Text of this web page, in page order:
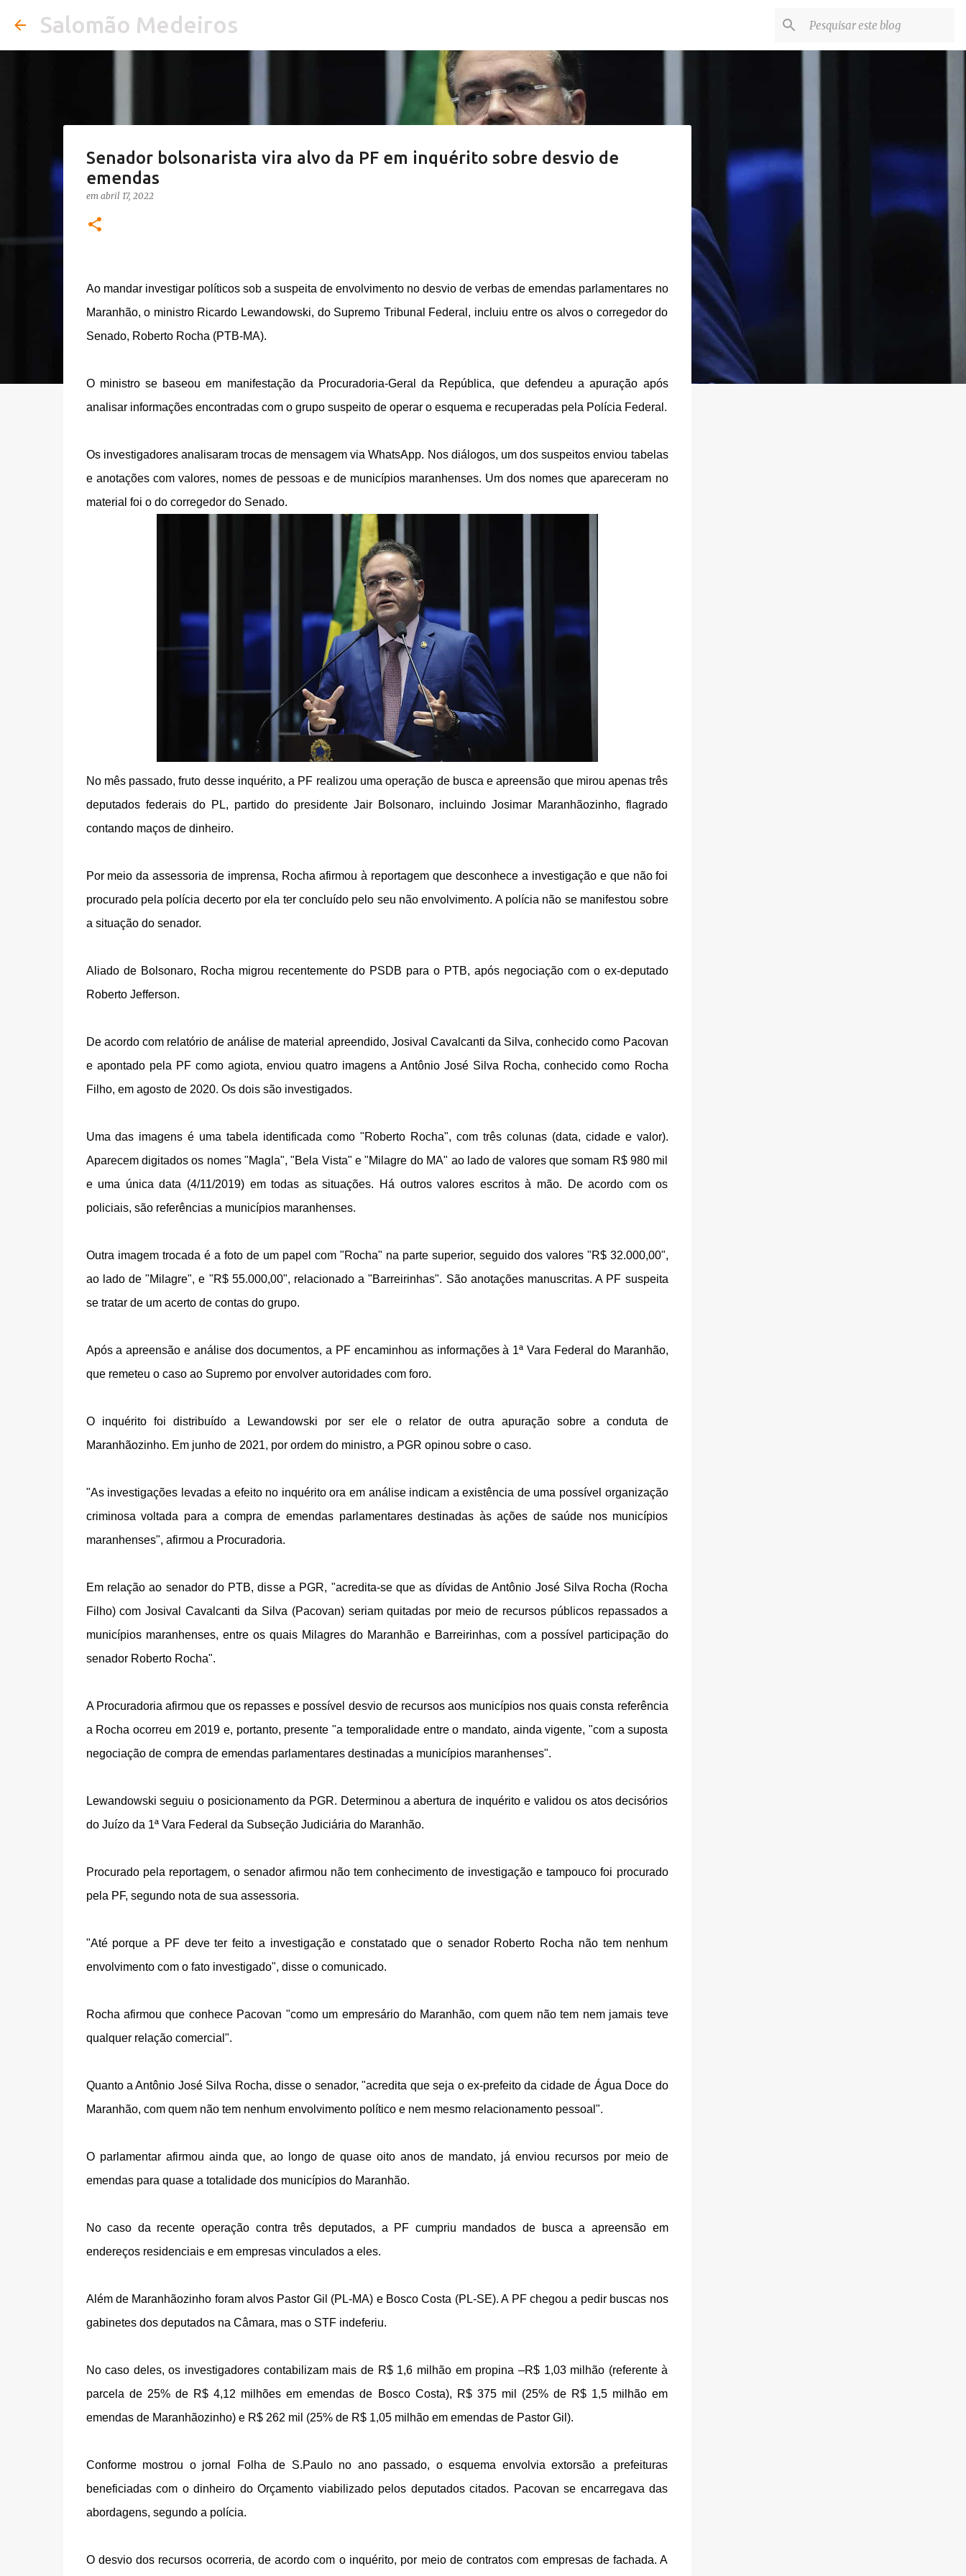
Salomão Medeiros
Senador bolsonarista vira alvo da PF em inquérito sobre desvio de
emendas
em abril 17, 2022
Ao mandar investigar políticos sob a suspeita de envolvimento no desvio de verbas de emendas parlamentares no
Maranhão, o ministro Ricardo Lewandowski, do Supremo Tribunal Federal, incluiu entre os alvos o corregedor do
Senado, Roberto Rocha (PTB-MA).
O ministro se baseou em manifestação da Procuradoria-Geral da República, que defendeu a apuração após
analisar informações encontradas com o grupo suspeito de operar o esquema e recuperadas pela Polícia Federal.
Os investigadores analisaram trocas de mensagem via WhatsApp. Nos diálogos, um dos suspeitos enviou tabelas
e anotações com valores, nomes de pessoas e de municípios maranhenses. Um dos nomes que apareceram no
material foi o do corregedor do Senado.
No mês passado, fruto desse inquérito, a PF realizou uma operação de busca e apreensão que mirou apenas três
deputados federais do PL, partido do presidente Jair Bolsonaro, incluindo Josimar Maranhãozinho, flagrado
contando maços de dinheiro.
Por meio da assessoria de imprensa, Rocha afirmou à reportagem que desconhece a investigação e que não foi
procurado pela polícia decerto por ela ter concluído pelo seu não envolvimento. A polícia não se manifestou sobre
a situação do senador.
Aliado de Bolsonaro, Rocha migrou recentemente do PSDB para o PTB, após negociação com o ex-deputado
Roberto Jefferson.
De acordo com relatório de análise de material apreendido, Josival Cavalcanti da Silva, conhecido como Pacovan
e apontado pela PF como agiota, enviou quatro imagens a Antônio José Silva Rocha, conhecido como Rocha
Filho, em agosto de 2020. Os dois são investigados.
Uma das imagens é uma tabela identificada como "Roberto Rocha", com três colunas (data, cidade e valor).
Aparecem digitados os nomes "Magla", "Bela Vista" e "Milagre do MA" ao lado de valores que somam R$ 980 mil
e uma única data (4/11/2019) em todas as situações. Há outros valores escritos à mão. De acordo com os
policiais, são referências a municípios maranhenses.
Outra imagem trocada é a foto de um papel com "Rocha" na parte superior, seguido dos valores "R$ 32.000,00",
ao lado de "Milagre", e "R$ 55.000,00", relacionado a "Barreirinhas". São anotações manuscritas. A PF suspeita
se tratar de um acerto de contas do grupo.
Após a apreensão e análise dos documentos, a PF encaminhou as informações à 1ª Vara Federal do Maranhão,
que remeteu o caso ao Supremo por envolver autoridades com foro.
O inquérito foi distribuído a Lewandowski por ser ele o relator de outra apuração sobre a conduta de
Maranhãozinho. Em junho de 2021, por ordem do ministro, a PGR opinou sobre o caso.
"As investigações levadas a efeito no inquérito ora em análise indicam a existência de uma possível organização
criminosa voltada para a compra de emendas parlamentares destinadas às ações de saúde nos municípios
maranhenses", afirmou a Procuradoria.
Em relação ao senador do PTB, disse a PGR, "acredita-se que as dívidas de Antônio José Silva Rocha (Rocha
Filho) com Josival Cavalcanti da Silva (Pacovan) seriam quitadas por meio de recursos públicos repassados a
municípios maranhenses, entre os quais Milagres do Maranhão e Barreirinhas, com a possível participação do
senador Roberto Rocha".
A Procuradoria afirmou que os repasses e possível desvio de recursos aos municípios nos quais consta referência
a Rocha ocorreu em 2019 e, portanto, presente "a temporalidade entre o mandato, ainda vigente, "com a suposta
negociação de compra de emendas parlamentares destinadas a municípios maranhenses".
Lewandowski seguiu o posicionamento da PGR. Determinou a abertura de inquérito e validou os atos decisórios
do Juízo da 1ª Vara Federal da Subseção Judiciária do Maranhão.
Procurado pela reportagem, o senador afirmou não tem conhecimento de investigação e tampouco foi procurado
pela PF, segundo nota de sua assessoria.
"Até porque a PF deve ter feito a investigação e constatado que o senador Roberto Rocha não tem nenhum
envolvimento com o fato investigado", disse o comunicado.
Rocha afirmou que conhece Pacovan "como um empresário do Maranhão, com quem não tem nem jamais teve
qualquer relação comercial".
Quanto a Antônio José Silva Rocha, disse o senador, "acredita que seja o ex-prefeito da cidade de Água Doce do
Maranhão, com quem não tem nenhum envolvimento político e nem mesmo relacionamento pessoal".
O parlamentar afirmou ainda que, ao longo de quase oito anos de mandato, já enviou recursos por meio de
emendas para quase a totalidade dos municípios do Maranhão.
No caso da recente operação contra três deputados, a PF cumpriu mandados de busca a apreensão em
endereços residenciais e em empresas vinculados a eles.
Além de Maranhãozinho foram alvos Pastor Gil (PL-MA) e Bosco Costa (PL-SE). A PF chegou a pedir buscas nos
gabinetes dos deputados na Câmara, mas o STF indeferiu.
No caso deles, os investigadores contabilizam mais de R$ 1,6 milhão em propina –R$ 1,03 milhão (referente à
parcela de 25% de R$ 4,12 milhões em emendas de Bosco Costa), R$ 375 mil (25% de R$ 1,5 milhão em
emendas de Maranhãozinho) e R$ 262 mil (25% de R$ 1,05 milhão em emendas de Pastor Gil).
Conforme mostrou o jornal Folha de S.Paulo no ano passado, o esquema envolvia extorsão a prefeituras
beneficiadas com o dinheiro do Orçamento viabilizado pelos deputados citados. Pacovan se encarregava das
abordagens, segundo a polícia.
O desvio dos recursos ocorreria, de acordo com o inquérito, por meio de contratos com empresas de fachada. A